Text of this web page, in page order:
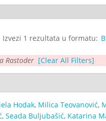
Izvezi 1 rezultata u formatu:
Rastoder [Clear All Filters]
Hodak, Milica Teovanović,
, Seada Buljubašić, Katarina